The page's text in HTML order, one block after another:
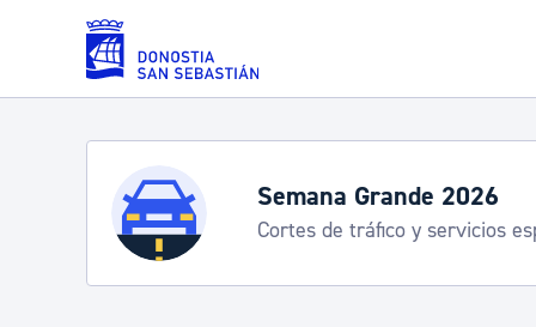
Saltar al contenido principal
Servicios
Padrón y asuntos personales
Semana Grande 2026
Cortes de tráfico y servicios